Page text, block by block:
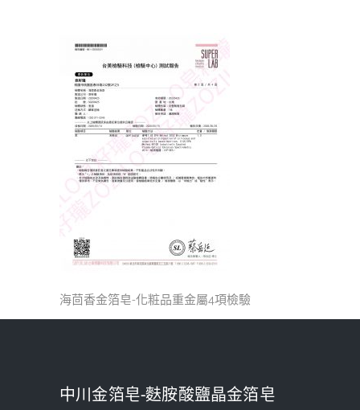
海茴香金箔皂-化粧品重金屬4項檢驗
中川金箔皂-麩胺酸鹽晶金箔皂